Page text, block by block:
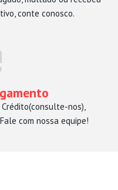
conte conosco.
nos),
com nossa equipe!